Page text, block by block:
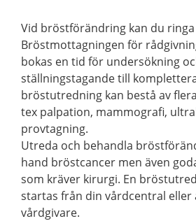
Vid bröstförändring kan du
Bröstmottagningen för
bokas en tid för undersökning
ställningstagande till
bröstutredning kan bestå av
tex palpation, mammografi,
provtagning.
Utreda och behandla
hand bröstcancer men även
som kräver kirurgi. En
startas från din vårdcentral eller
vårdgivare.